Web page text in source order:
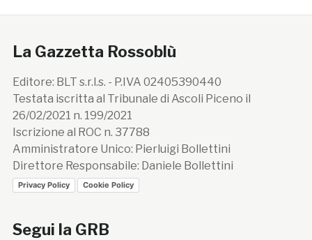
La Gazzetta Rossoblù
Editore: BLT s.r.l.s. - P.IVA 02405390440
Testata iscritta al Tribunale di Ascoli Piceno il
26/02/2021 n. 199/2021
Iscrizione al ROC n. 37788
Amministratore Unico: Pierluigi Bollettini
Direttore Responsabile: Daniele Bollettini
Privacy Policy Cookie Policy
Segui la GRB